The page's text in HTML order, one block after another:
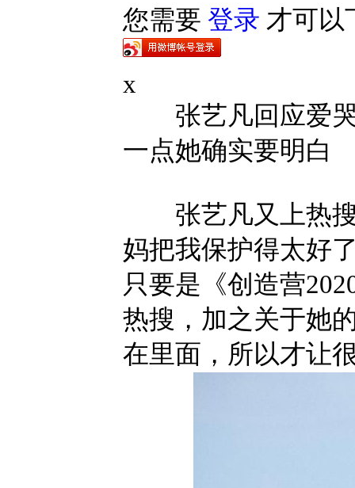
您需要 登录 才可以
x
张艺凡回应爱哭
一点她确实要明白
张艺凡又上热搜
妈把我保护得太好
只要是《创造营
热搜，加之关于她
在里面，所以才让